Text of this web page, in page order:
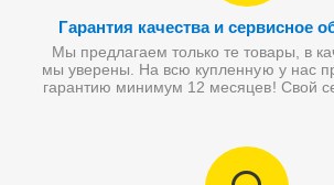
Гарантия качества и сервисное
Мы предлагаем только те товары, в
мы уверены. На всю купленную у нас
гарантию минимум 12 месяцев! Свой